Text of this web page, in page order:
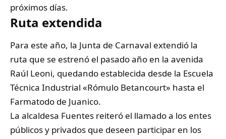
próximos días.
Ruta extendida
Para este año, la Junta de Carnaval extendió la
ruta que se estrenó el pasado año en la avenida
Raúl Leoni, quedando establecida desde la Escuela
Técnica Industrial «Rómulo Betancourt» hasta el
Farmatodo de Juanico.
La alcaldesa Fuentes reiteró el llamado a los entes
públicos y privados que deseen participar en los